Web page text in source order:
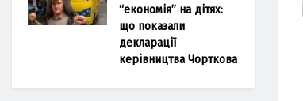
“економія” на дітях:
що показали
декларації
керівництва Чорткова